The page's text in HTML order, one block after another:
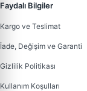
Faydalı Bilgiler
Kargo ve Teslimat
İade, Değişim ve Garanti
Gizlilik Politikası
Kullanım Koşulları